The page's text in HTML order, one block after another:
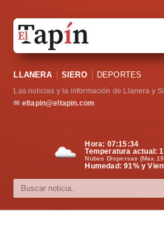
Sociedad
Política
Cultura
LLANERA SIERO DEPORTES
Las noticias y la información de Llanera y
✉ eltapin@eltapin.com
Hora: 07:15:34
Temperatura actual:
Nubes Dispersas
Humedad: 91% y